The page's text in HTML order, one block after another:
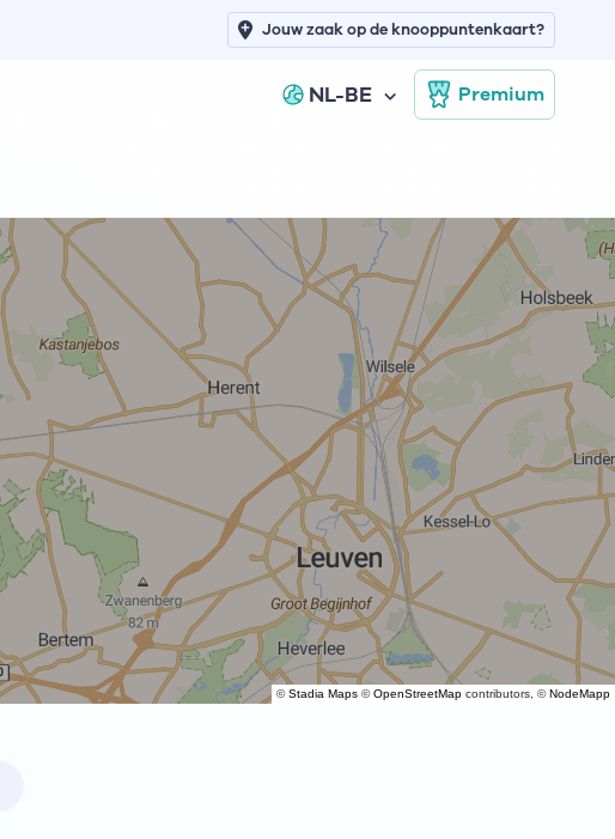
NL-BE Premium
Jouw zaak op de knooppuntenkaart?
©Stadia Maps ©OpenStreetMap contributors, ©NodeMapp